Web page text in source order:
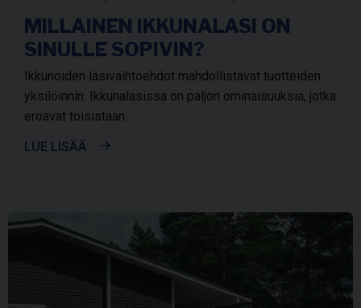
MILLAINEN IKKUNALASI ON
SINULLE SOPIVIN?
Ikkunoiden lasivaihtoehdot mahdollistavat tuotteiden
yksilöinnin. Ikkunalasissa on paljon ominaisuuksia, jotka
eroavat toisistaan.
LUE LISÄÄ